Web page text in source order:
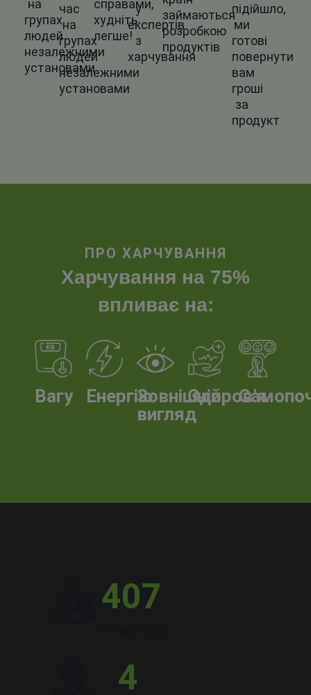
підійшло,
ми
готові
повернути
вам
гроші
за
продукт
займаються
розробкою
продуктів
у
експертів
з
харчування
справами,
худніть
легше!
час
на
групах
людей
незалежними
установами
на
групах
людей
незалежними
установами
ПРО ХАРЧУВАННЯ
Харчування на 75%
впливає на:
Вагу ЕнергіюЗовнішній
вигляд
Здоров’я
407
4